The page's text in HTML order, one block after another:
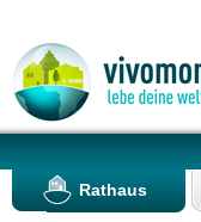
Rathaus